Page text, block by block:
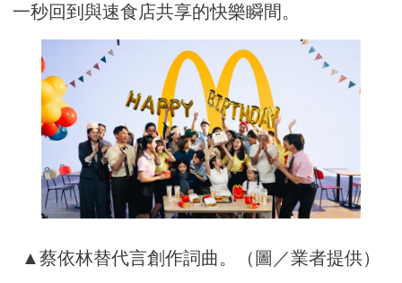
一秒回到與速食店共享的快樂瞬間。
▲蔡依林替代言創作詞曲。（圖／業者提供）